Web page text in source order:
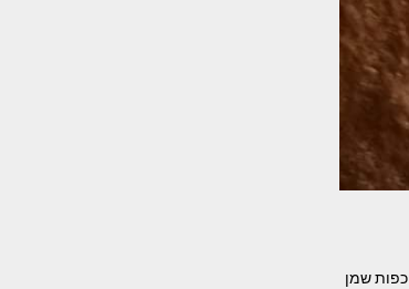
לחם מקמח כוסמין מלא המתכון של אילנה לוי המרכיבים- ק"ג קמח כוסמין מלא 2 כפות סוכר 2 כפות שמרים יבשים 4 כפות שמן